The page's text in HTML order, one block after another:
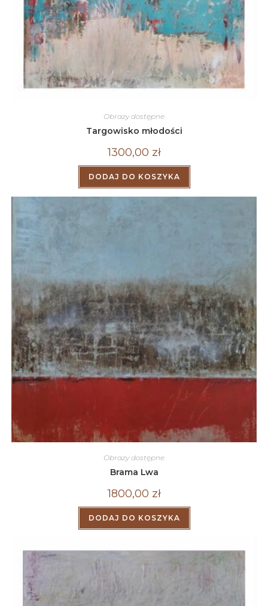
Obrazy dostępne
Targowisko młodości
1300,00 zł
DODAJ DO KOSZYKA
Obrazy dostępne
Brama Lwa
1800,00 zł
DODAJ DO KOSZYKA